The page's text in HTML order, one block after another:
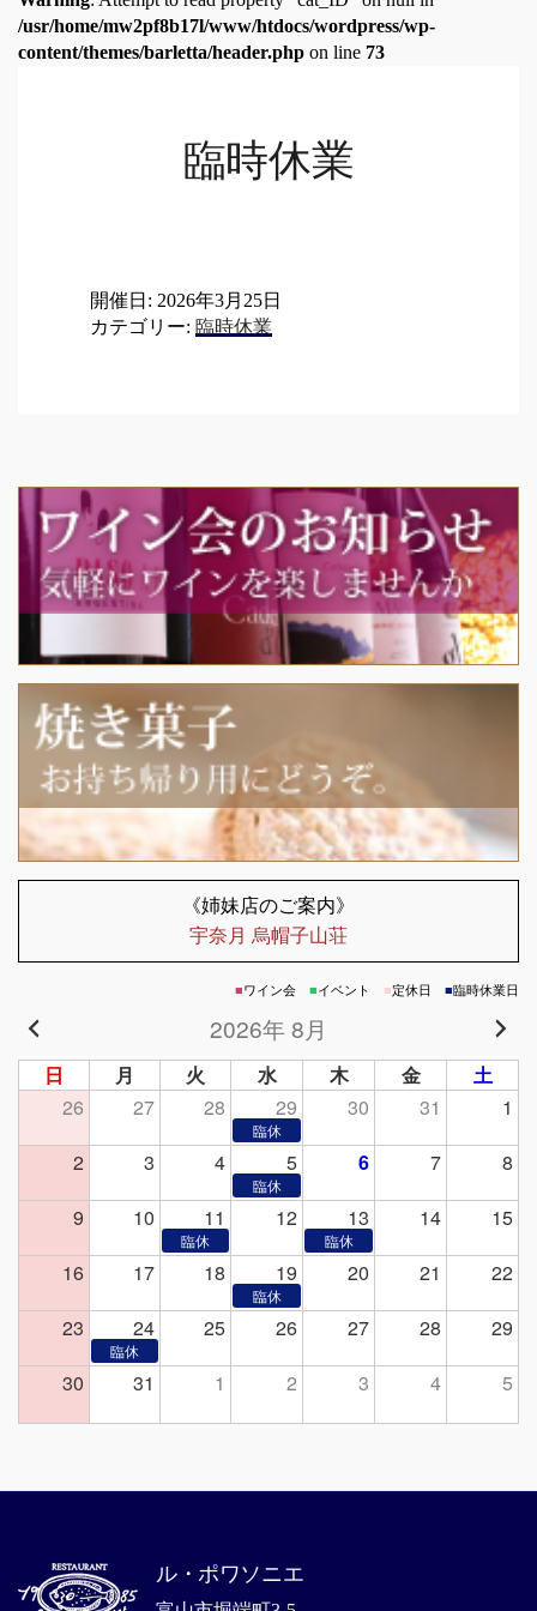
/usr/home/mw2pf8b17l/www/htdocs/wordpress/wp-
content/themes/barletta/header.php on line 73
臨時休業
開催日: 2026年3月25日
カテゴリー: 臨時休業
navigation
《姉妹店のご案内》
宇奈月 烏帽子山荘
■ワイン会 ■イベント ■定休日 ■臨時休業日
2026年 8月
日 月 火 水 木 金
土
26
27 28 29 30 31
1
2
3 4 5 6 7
8
9
10 11 12 13 14
15
16
17 18 19 20 21
22
23
24 25 26 27 28
29
30
31 1 2 3 4 5
ル・ポワソニエ